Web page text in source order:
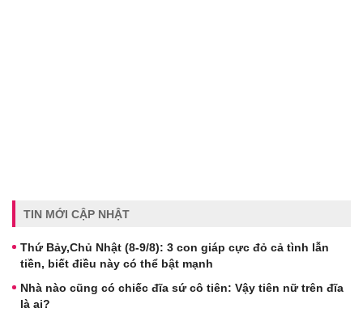
TIN MỚI CẬP NHẬT
Thứ Bảy,Chủ Nhật (8-9/8): 3 con giáp cực đỏ cả tình lẫn
tiền, biết điều này có thể bật mạnh
Nhà nào cũng có chiếc đĩa sứ cô tiên: Vậy tiên nữ trên đĩa
là ai?